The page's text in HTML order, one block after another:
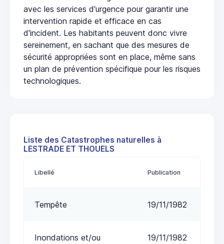
avec les services d'urgence pour garantir une
intervention rapide et efficace en cas
d'incident. Les habitants peuvent donc vivre
sereinement, en sachant que des mesures de
sécurité appropriées sont en place, même sans
un plan de prévention spécifique pour les risques
technologiques.
Liste des Catastrophes naturelles à
LESTRADE ET THOUELS
Libellé Publication
Tempête 19/11/1982
Inondations et/ou
19/11/1982